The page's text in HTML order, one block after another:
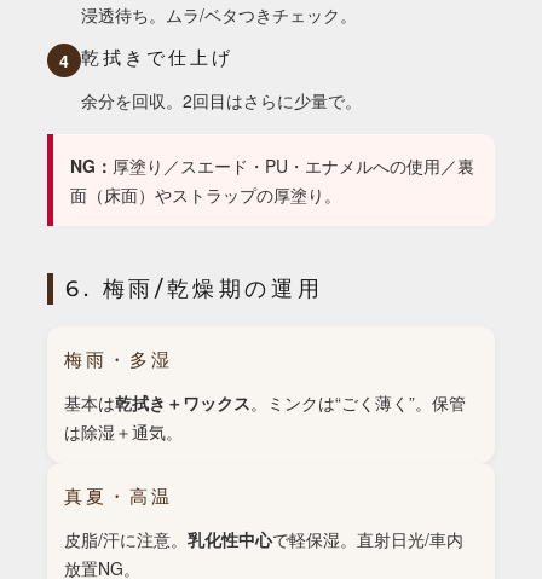
浸透待ち。ムラ/ベタつきチェック。
4 乾拭きで仕上げ
余分を回収。2回目はさらに少量で。
NG： 厚塗り／スエード・PU・エナメルへの使用／裏
面（床面）やストラップの厚塗り。
6. 梅雨/乾燥期の運用
梅雨・多湿
基本は乾拭き＋ワックス。ミンクは“ごく薄く”。保管
は除湿＋通気。
真夏・高温
皮脂/汗に注意。 乳化性中心で軽保湿。直射日光/車内
放置NG。